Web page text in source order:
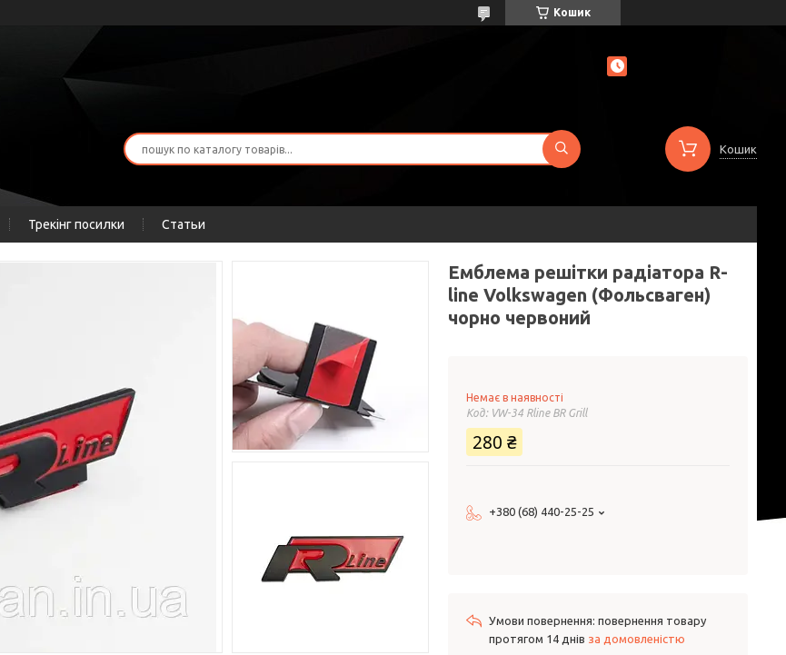
Кошик
Кошик
Трекінг посилки Статьи
Емблема решітки радіатора R-
line Volkswagen (Фольсваген)
чорно червоний
Немає в наявності
Код: VW-34 Rline BR Grill
280 ₴
+380 (68) 440-25-25
повернення товару
протягом 14 днів за домовленістю